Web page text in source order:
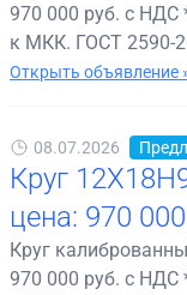
970 000 руб. с НДС
к МКК. ГОСТ 2590-
Открыть объявление
08.07.2026
Круг
цена: 970
Круг
970 000 руб. с НДС